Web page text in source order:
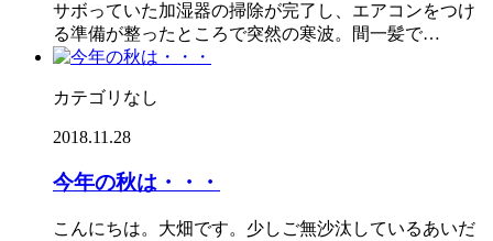
サボっていた加湿器の掃除が完了し、エアコンをつけ
る準備が整ったところで突然の寒波。間一髪で…
カテゴリなし
2018.11.28
今年の秋は・・・
こんにちは。大畑です。少しご無沙汰しているあいだ